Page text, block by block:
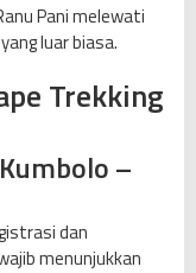
Pani melewati
luar biasa.
Trekking
–
dan
menunjukkan